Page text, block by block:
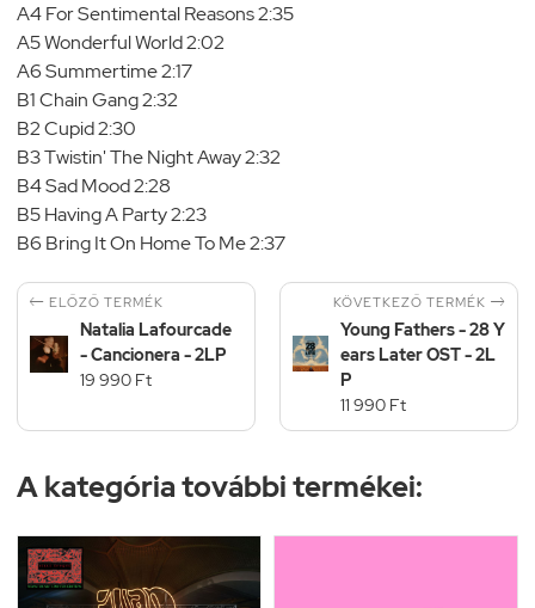
A4 For Sentimental Reasons 2:35
A5 Wonderful World 2:02
A6 Summertime 2:17
B1 Chain Gang 2:32
B2 Cupid 2:30
B3 Twistin' The Night Away 2:32
B4 Sad Mood 2:28
B5 Having A Party 2:23
B6 Bring It On Home To Me 2:37
 ELŐZŐ TERMÉK
Natalia Lafourcade
- Cancionera - 2LP
19 990 Ft
KÖVETKEZŐ TERMÉK 
Young Fathers - 28 Y
ears Later OST - 2L
P
11 990 Ft
A kategória további termékei: